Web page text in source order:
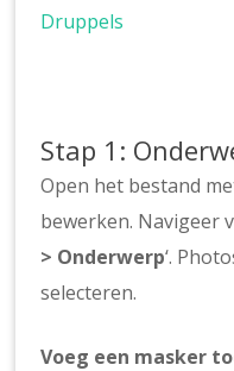
Druppels
Stap 1:
Open het bestand
bewerken. Navigeer
> Onderwerp‘.
selecteren.
Voeg een masker